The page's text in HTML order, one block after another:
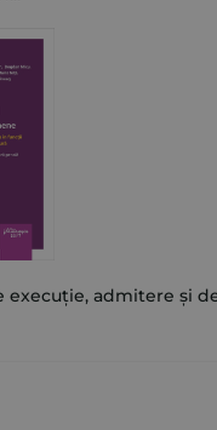
admitere și